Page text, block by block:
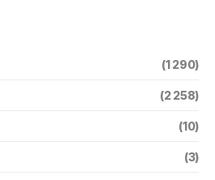
(1 290)
(2 258)
(10)
(3)